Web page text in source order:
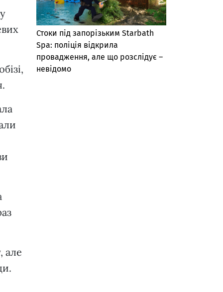
але
Стоки під запорізьким Starbath
Spa: поліція відкрила
провадження, але що розслідує –
невідомо